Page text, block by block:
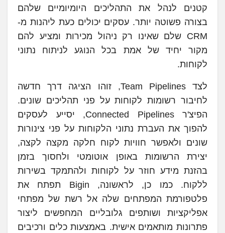
קטנים לנהל את התהליכים היומיומיים שלהם
בצורה פשוטה יותר. עסקים יכולים כעת ליהנות מ-
CRM שלם שאינו רק ניהול מכירות ומציע להם
מקור יחיד של אמת בכל הנוגע לניתוח נתוני
לקוחות.
לצד Team Pipelines, זוהו הציגה דרך חדשה
לחיבור רשומות לקוחות על פני תהליכים שונים.
הפיצ'ר Connected Pipelines, יסייע לעסקים
להפוך את העברת נתוני הלקוחות על פני צינורות
שונים ולאפשר חוויות לקוח חלקה מקצה לקצה,
יצירת הרשומות באופן אוטומטי ולחסוך בזמן
בהזנת מידע חוזר על לקוחות ולהתמקד בשירות
ללקוח. כמו כן, לראשונה, Bigin תפתח את
פלטפורמת המפתחים שלה אל רשת של מפתחי
אפליקציות ושותפים גלובליים המחפשים ליצור
פתרונות מותאמים אישית. באמצעות כלים ורכיבים